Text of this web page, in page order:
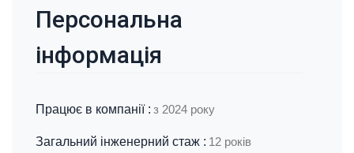
Персональна
інформація
Працює в компанії : з 2024 року
Загальний інженерний стаж : 12 років